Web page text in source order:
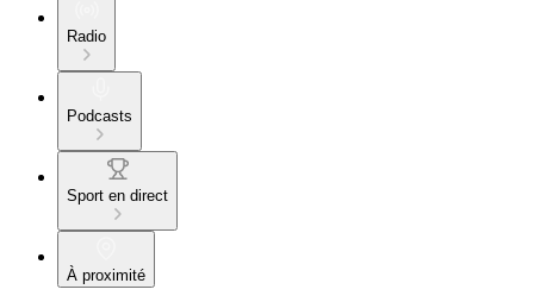
Radio
Podcasts
Sport en direct
À proximité